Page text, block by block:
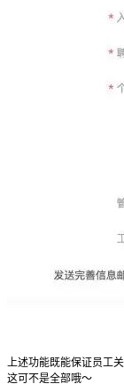
上述功能既能保证员工
这可不是全部哦～